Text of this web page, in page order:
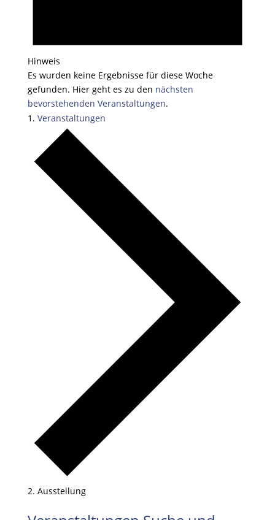
Hinweis
Es wurden keine Ergebnisse für diese Woche
gefunden. Hier geht es zu den nächsten
bevorstehenden Veranstaltungen.
Veranstaltungen
Ausstellung